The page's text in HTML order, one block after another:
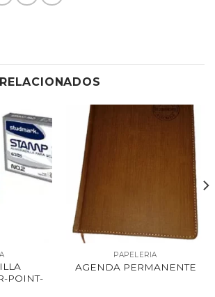
POINT-
PAPELERIA
AGENDA PERMANENTE